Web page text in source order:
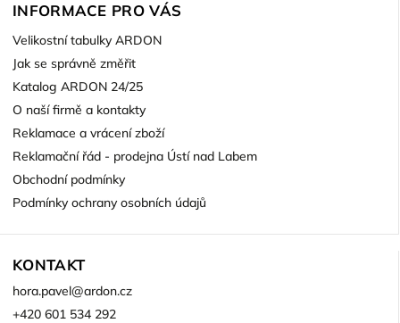
INFORMACE PRO VÁS
Velikostní tabulky ARDON
Jak se správně změřit
Katalog ARDON 24/25
O naší firmě a kontakty
Reklamace a vrácení zboží
Reklamační řád - prodejna Ústí nad Labem
Obchodní podmínky
Podmínky ochrany osobních údajů
KONTAKT
hora.pavel@ardon.cz
+420 601 534 292